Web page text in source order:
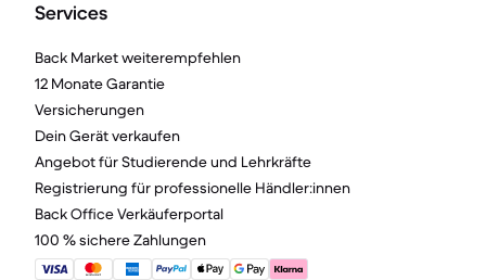
Services
Back Market weiterempfehlen
12 Monate Garantie
Versicherungen
Dein Gerät verkaufen
Angebot für Studierende und Lehrkräfte
Registrierung für professionelle Händler:innen
Back Office Verkäuferportal
100 % sichere Zahlungen